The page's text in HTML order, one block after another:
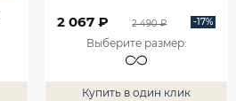
2 067 ₽ 2 490 ₽ -17%
Выберите размер:
Купить в один клик